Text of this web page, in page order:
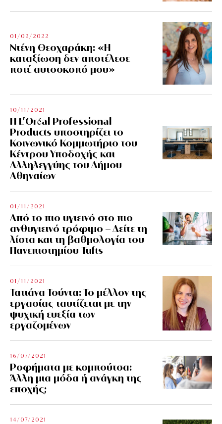
01/02/2022
Ντένη Θεοχαράκη: «Η
καταξίωση δεν αποτέλεσε
ποτέ αυτοσκοπό μου»
10/11/2021
Η L’Οréal Professional
Products υποστηρίζει το
Κοινωνικό Κομμωτήριο του
Κέντρου Υποδοχής και
Αλληλεγγύης του Δήμου
Αθηναίων
01/11/2021
Από το πιο υγιεινό στο πιο
ανθυγιεινό τρόφιμο – Δείτε τη
λίστα και τη βαθμολογία του
Πανεπιστημίου Tufts
01/11/2021
Τατιάνα Τούντα: Το μέλλον της
εργασίας ταυτίζεται με την
ψυχική ευεξία των
εργαζομένων
16/07/2021
Ροφήματα με κομπούτσα:
Άλλη μια μόδα ή ανάγκη της
εποχής;
14/07/2021